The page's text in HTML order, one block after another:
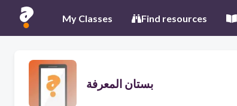
My Classes Find resources
بستان المعرفة